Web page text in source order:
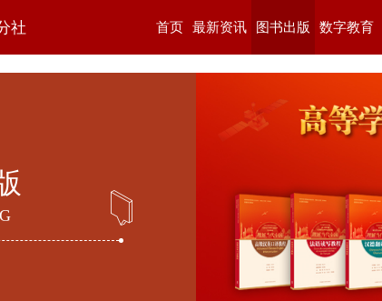
社 首页 最新资讯 图书出版 数字教育